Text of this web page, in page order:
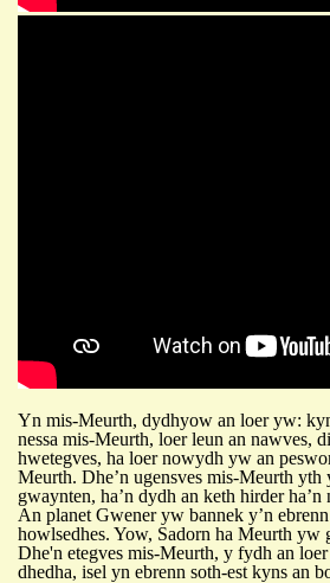
Yn mis-Meurth, dydhyow an loer yw:
nessa mis-Meurth, loer leun an nawves,
hwetegves, ha loer nowydh yw an
Meurth. Dhe’n ugensves mis-Meurth yth
gwaynten, ha’n dydh an keth hirder ha’n
An planet Gwener yw bannek y’n
howlsedhes. Yow, Sadorn ha Meurth yw
Dhe'n etegves mis-Meurth, y fydh an
dhedha, isel yn ebrenn soth-est kyns an